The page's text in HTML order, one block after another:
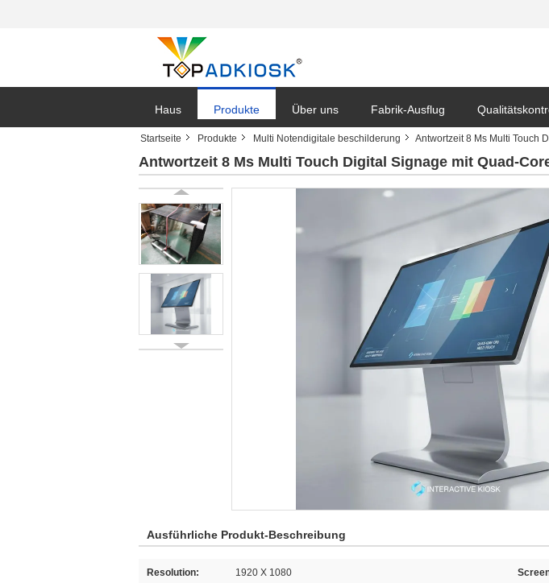
Haus Produkte Über uns Fabrik-Ausflug
Startseite Produkte Multi Notendigitale beschilderung Antwortzeit 8 Ms Multi Touch
Antwortzeit 8 Ms Multi Touch Digital Signage mit Quad-
Ausführliche Produkt-Beschreibung
Resolution: 1920 X 1080